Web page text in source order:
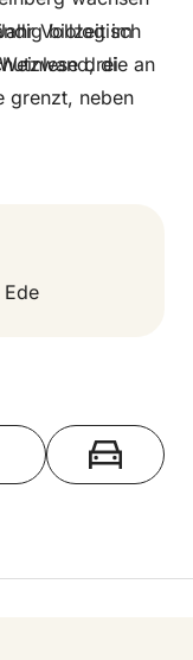
biologisch
die an
grenzt, neben
Vollzeit im
drei